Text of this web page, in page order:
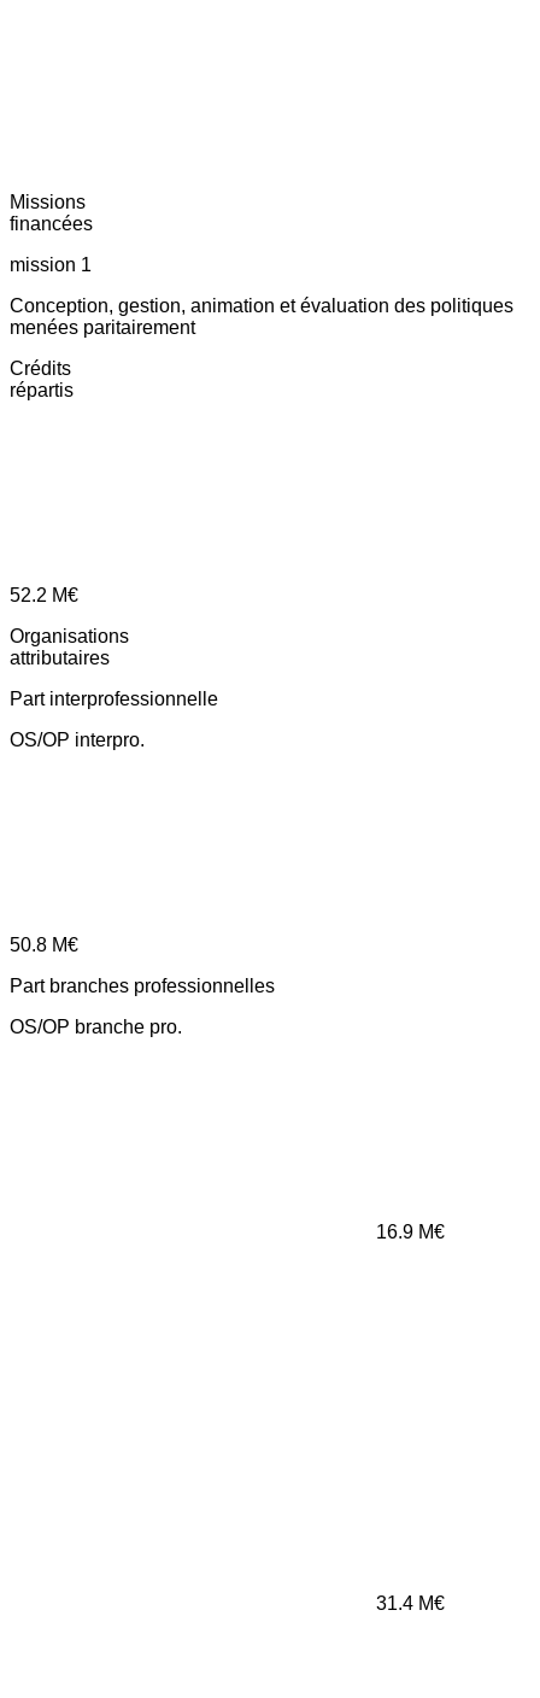
Missions
financées
mission 1
Conception, gestion, animation et évaluation des politiques
menées paritairement
Crédits
répartis
52.2 M€
Organisations
attributaires
Part interprofessionnelle
OS/OP interpro.
50.8 M€
Part branches professionnelles
OS/OP branche pro.
16.9 M€
31.4 M€